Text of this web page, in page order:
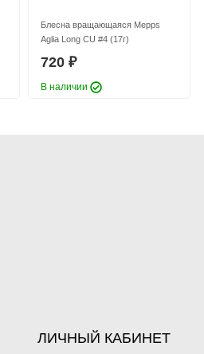
Блесна вращающаяся Mepps
Aglia Long CU #4 (17г)
720 ₽
В наличии
ЛИЧНЫЙ КАБИНЕТ